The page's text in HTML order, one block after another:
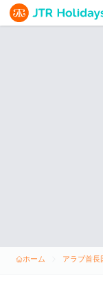
ホーム アラブ首長